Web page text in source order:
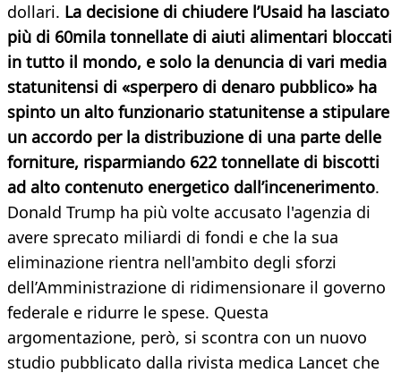
dollari. La decisione di chiudere l’Usaid ha lasciato
più di 60mila tonnellate di aiuti alimentari bloccati
in tutto il mondo, e solo la denuncia di vari media
statunitensi di «sperpero di denaro pubblico» ha
spinto un alto funzionario statunitense a stipulare
un accordo per la distribuzione di una parte delle
forniture, risparmiando 622 tonnellate di biscotti
ad alto contenuto energetico dall’incenerimento.
Donald Trump ha più volte accusato l'agenzia di
avere sprecato miliardi di fondi e che la sua
eliminazione rientra nell'ambito degli sforzi
dell’Amministrazione di ridimensionare il governo
federale e ridurre le spese. Questa
argomentazione, però, si scontra con un nuovo
studio pubblicato dalla rivista medica Lancet che